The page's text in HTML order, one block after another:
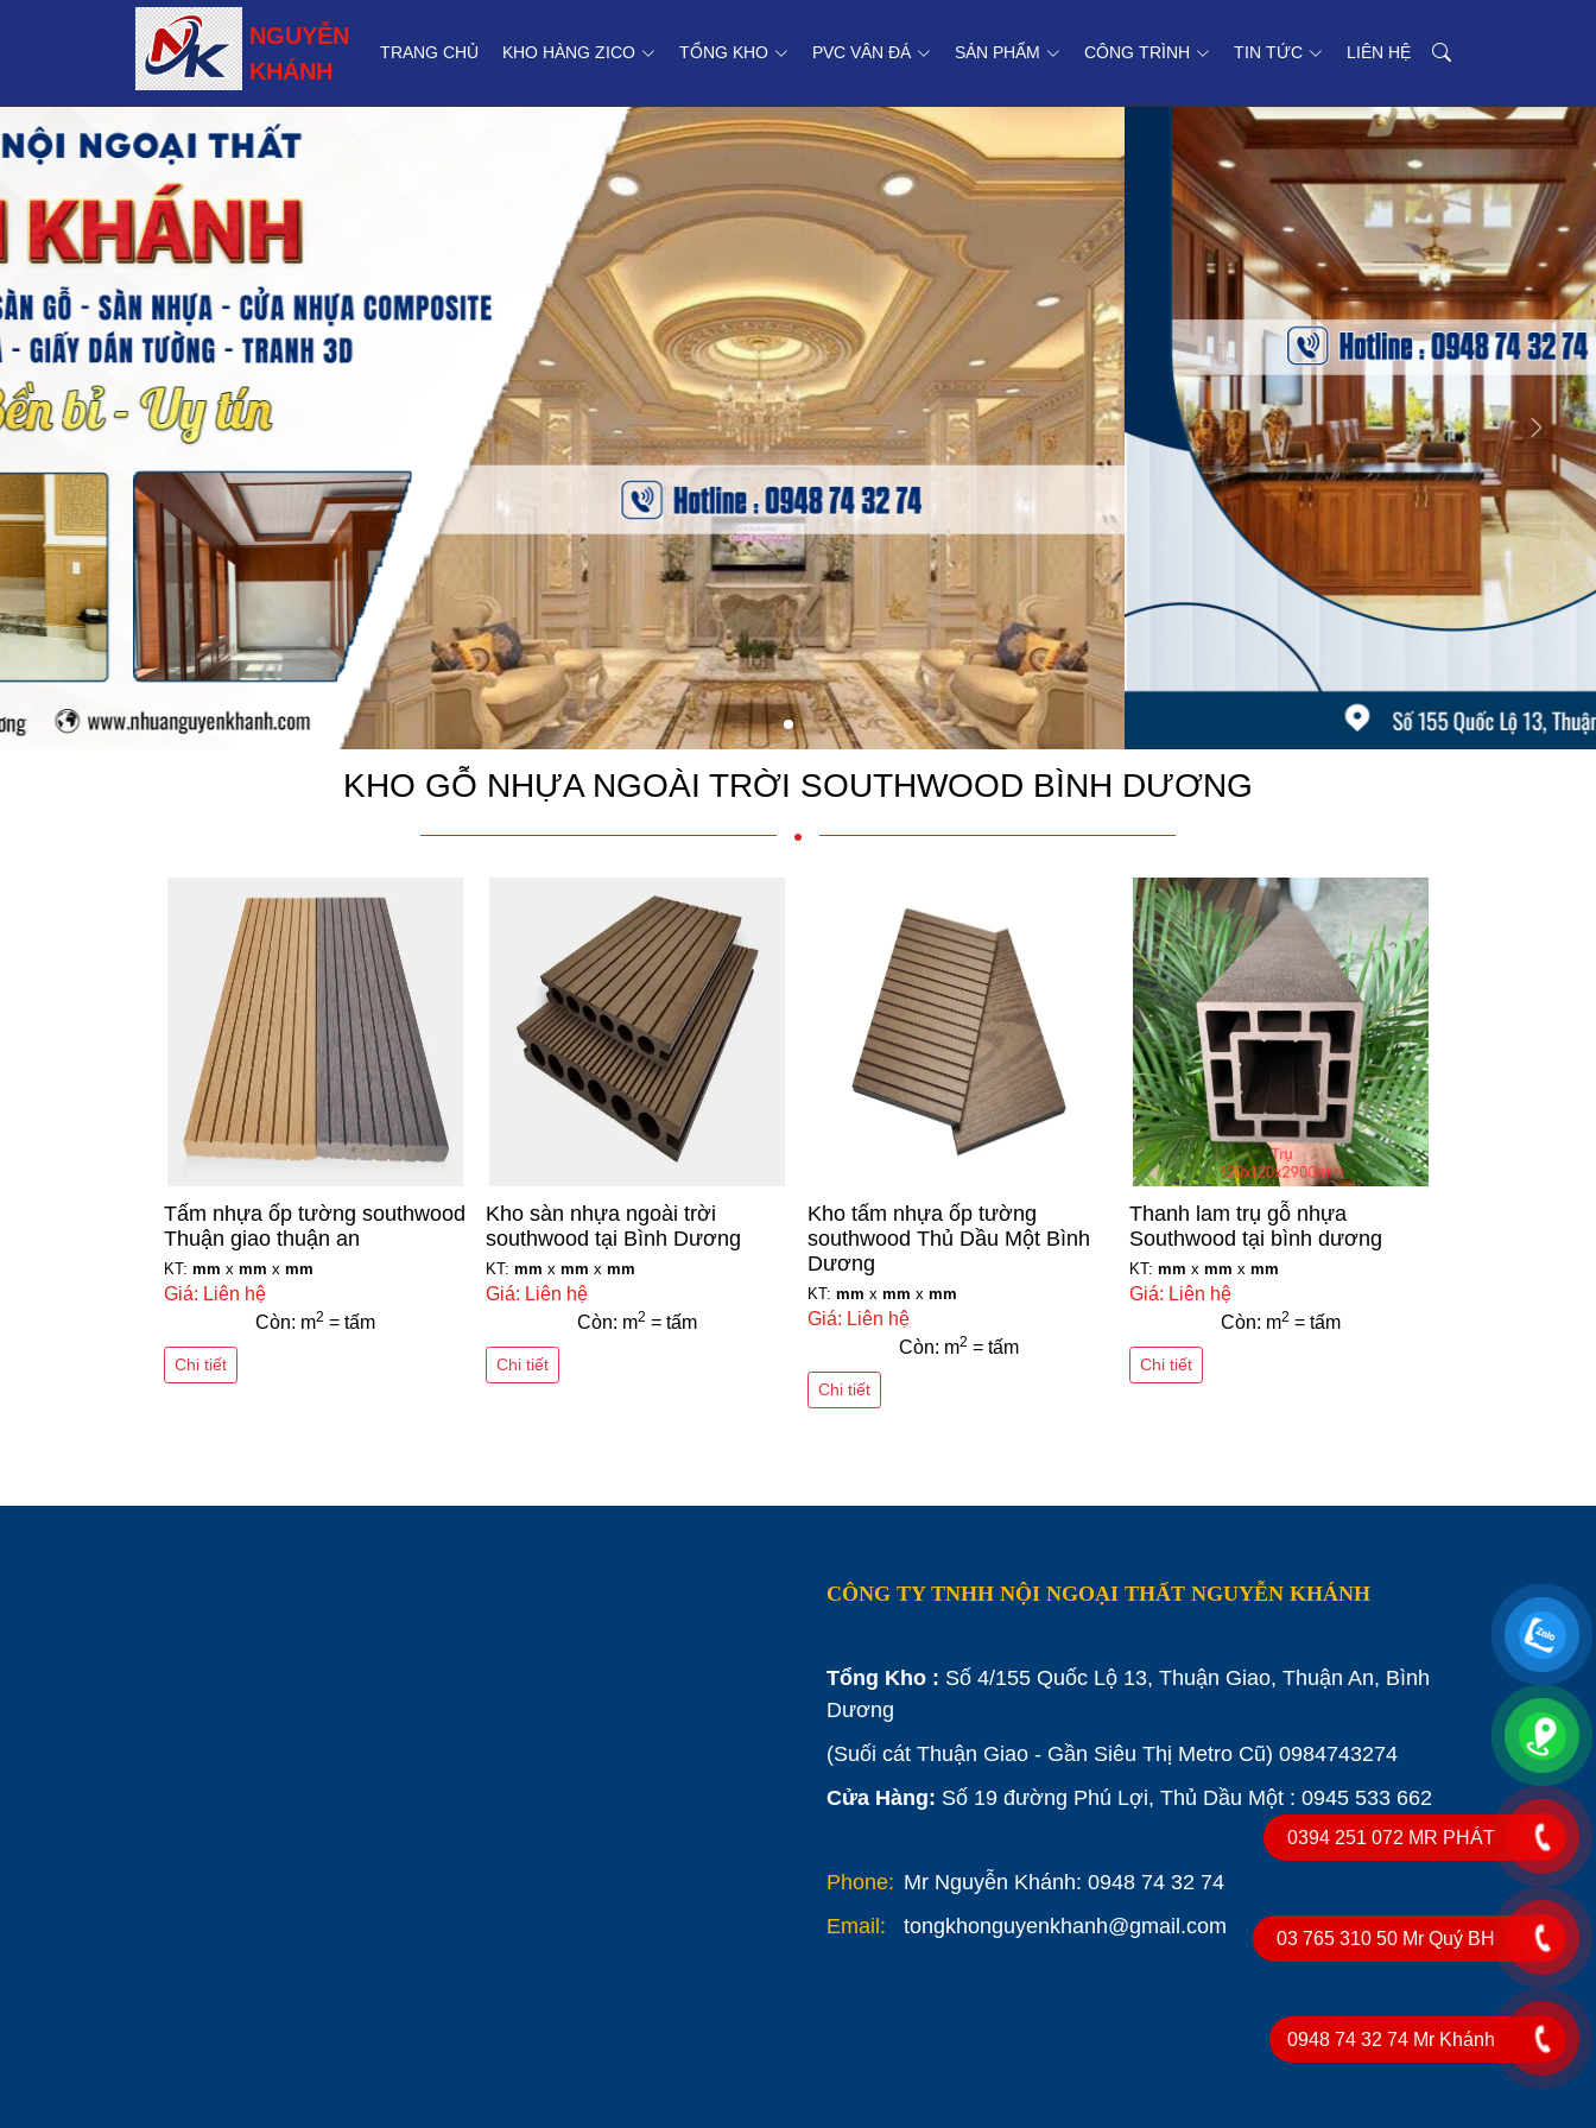
NGUYỄN
KHÁNH
TRANG CHỦ KHO HÀNG ZICO TỔNG KHO PVC VÂN ĐÁ SẢN PHẨM CÔNG TRÌNH TIN TỨC LIÊN HỆ
KHO GỖ NHỰA NGOÀI TRỜI SOUTHWOOD BÌNH DƯƠNG
Tấm nhựa ốp tường southwood
Thuận giao thuận an
KT: mm x mm x mm
Giá: Liên hệ
Còn: m2 = tấm
Chi tiết
Kho sàn nhựa ngoài trời
southwood tại Bình Dương
KT: mm x mm x mm
Giá: Liên hệ
Còn: m2 = tấm
Chi tiết
Kho tấm nhựa ốp tường
southwood Thủ Dầu Một Bình
Dương
KT: mm x mm x mm
Giá: Liên hệ
Còn: m2 = tấm
Chi tiết
Thanh lam trụ gỗ nhựa
Southwood tại bình dương
KT: mm x mm x mm
Giá: Liên hệ
Còn: m2 = tấm
Chi tiết
CÔNG TY TNHH NỘI NGOẠI THẤT NGUYỄN KHÁNH
Tổng Kho : Số 4/155 Quốc Lộ 13, Thuận Giao, Thuận An, Bình
Dương
(Suối cát Thuận Giao - Gần Siêu Thị Metro Cũ) 0984743274
Cửa Hàng: Số 19 đường Phú Lợi, Thủ Dầu Một : 0945 533 662
Phone: Mr Nguyễn Khánh: 0948 74 32 74
Email:
tongkhonguyenkhanh@gmail.com
0394 251 072 MR PHÁT
03 765 310 50 Mr Quý BH
0948 74 32 74 Mr Khánh